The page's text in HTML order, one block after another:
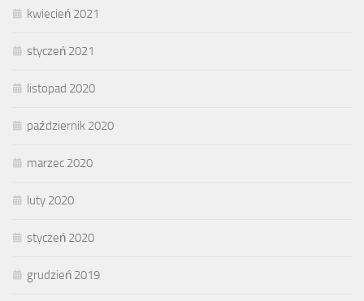
kwiecień 2021
styczeń 2021
listopad 2020
październik 2020
marzec 2020
luty 2020
styczeń 2020
grudzień 2019